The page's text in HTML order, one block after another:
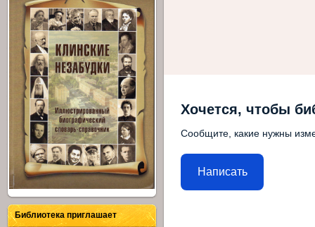
Хочется, чтобы
Сообщите, какие нужны
Написать
Библиотека приглашает